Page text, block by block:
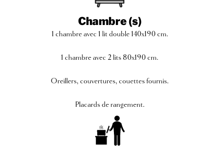
Chambre (s)
1 chambre avec 1 lit double 140x190 cm.
1 chambre avec 2 lits 80x190 cm.
Oreillers, couvertures, couettes fournis.
Placards de rangement.